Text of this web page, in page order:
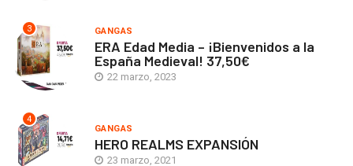
3 GANGAS
ERA Edad Media – ¡Bienvenidos a la
España Medieval! 37,50€
22 marzo, 2023
4
GANGAS
HERO REALMS EXPANSIÓN
23 marzo, 2021